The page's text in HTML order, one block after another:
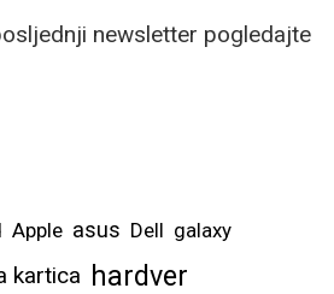
newsletter pogledajte
Apple asus Dell galaxy
kartica hardver